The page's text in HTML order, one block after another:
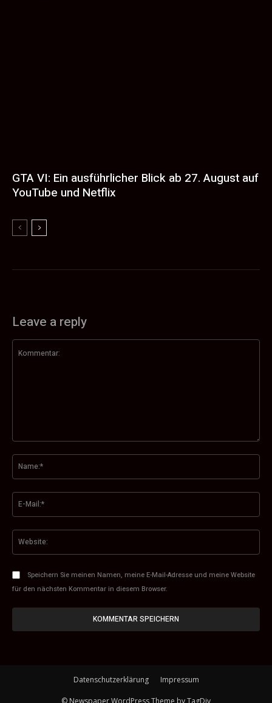
GTA VI: Ein ausführlicher Blick ab 27. August auf
YouTube und Netflix
Leave a reply
Speichern Sie meinen Namen, meine E-Mail-Adresse und meine Website
für den nächsten Kommentar in diesem Browser.
Datenschutzerklärung Impressum